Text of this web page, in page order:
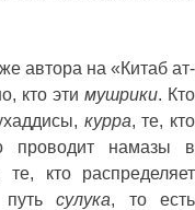
же автора на «Китаб ат-
кто эти мушрики. Кто
курра, те, кто
проводит намазы в
те, кто распределяет
сулука, то есть